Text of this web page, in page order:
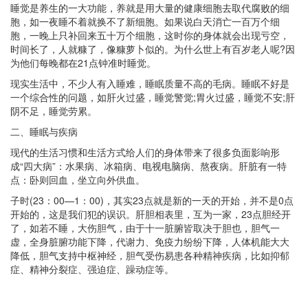
睡觉是养生的一大功能，养就是用大量的健康细胞去取代腐败的细
胞，如一夜睡不着就换不了新细胞。如果说白天消亡一百万个细
胞，一晚上只补回来五十万个细胞，这时你的身体就会出现亏空，
时间长了，人就糠了，像糠萝卜似的。为什么世上有百岁老人呢?因
为他们每晚都在21点钟准时睡觉。
现实生活中，不少人有入睡难，睡眠质量不高的毛病。睡眠不好是
一个综合性的问题，如肝火过盛，睡觉警觉;胃火过盛，睡觉不安;肝
阴不足，睡觉劳累。
二、睡眠与疾病
现代的生活习惯和生活方式给人们的身体带来了很多负面影响形
成“四大病”：水果病、冰箱病、电视电脑病、熬夜病。肝脏有一特
点：卧则回血，坐立向外供血。
子时(23：00—1：00)，其实23点就是新的一天的开始，并不是0点
开始的，这是我们犯的误识。肝胆相表里，互为一家，23点胆经开
了，如若不睡，大伤胆气，由于十一脏腑皆取决于胆也，胆气一
虚，全身脏腑功能下降，代谢力、免疫力纷纷下降，人体机能大大
降低，胆气支持中枢神经，胆气受伤易患各种精神疾病，比如抑郁
症、精神分裂症、强迫症、躁动症等。